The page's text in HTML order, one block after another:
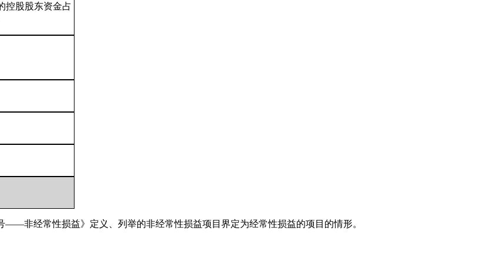
控股股东资金占
非经常性损益》定义、列举的非经常性损益项目界定为经常性损益的项目的情形。